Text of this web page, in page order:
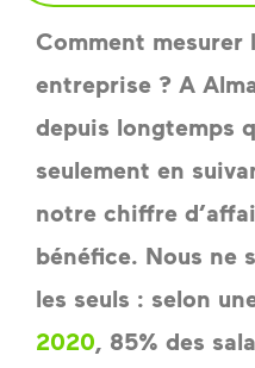
Comment mesurer
entreprise ? A
depuis longtemps
seulement en
notre chiffre
bénéfice. Nous ne
les seuls : selon
2020, 85% des